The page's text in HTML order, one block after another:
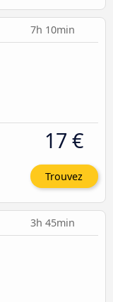
7h 10min
17 €
Trouvez
3h 45min